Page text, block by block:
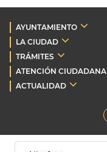
AYUNTAMIENTO
LA CIUDAD
TRÁMITES
ATENCIÓN CIUDADANA
ACTUALIDAD